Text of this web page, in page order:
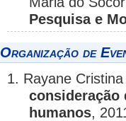
Pesquisa e
Organização de
1. Rayane
consideração
humanos,